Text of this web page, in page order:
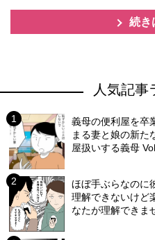
続き
人気記事
義母の便利屋を卒
まる妻と娘の新た
屋扱いする義母
ほぼ手ぶらなのに
理解できないけど
なたが理解できま